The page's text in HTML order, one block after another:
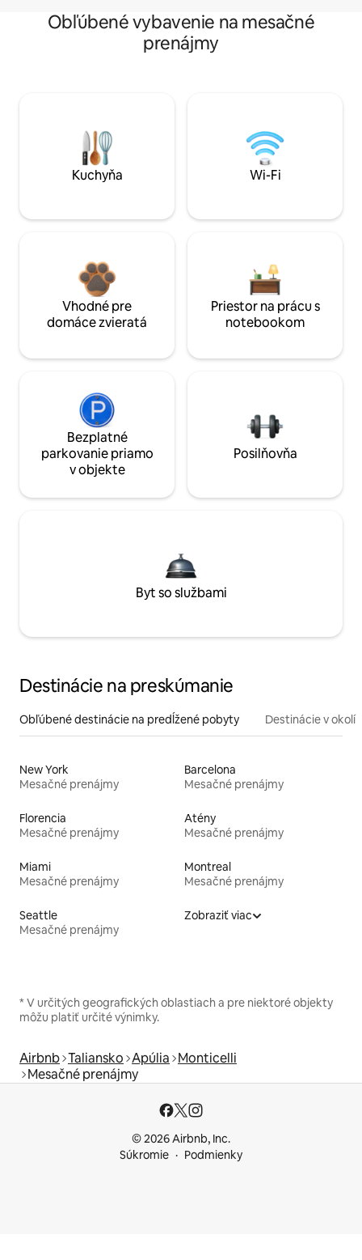
Obľúbené vybavenie na mesačné
prenájmy
Kuchyňa Wi-Fi
Vhodné pre
domáce zvieratá
Priestor na prácu s
notebookom
Bezplatné
parkovanie priamo
v objekte
Posilňovňa
Byt so službami
Destinácie na preskúmanie
Obľúbené destinácie na predĺžené pobyty Destinácie v okolí
New York
Mesačné prenájmy
Barcelona
Mesačné prenájmy
Florencia
Mesačné prenájmy
Atény
Mesačné prenájmy
Miami
Mesačné prenájmy
Montreal
Mesačné prenájmy
Seattle
Mesačné prenájmy
Zobraziť viac
* V určitých geografických oblastiach a pre niektoré objekty
môžu platiť určité výnimky.
Airbnb Taliansko Apúlia Monticelli
Mesačné prenájmy
© 2026 Airbnb, Inc.
Súkromie
Podmienky